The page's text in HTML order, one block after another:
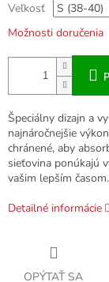
Veľkosť
Možnosti doručenia
Špeciálny dizajn a
najnáročnejšie
chránené, aby
sieťovina ponúkajú
vašim lepším časom.
Detailné informácie
OPÝTAŤ SA